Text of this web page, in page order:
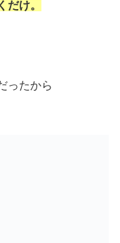
だけ。
ったから